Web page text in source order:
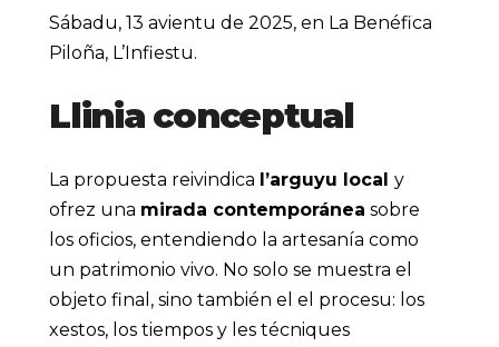
Sábadu, 13 avientu de 2025, en La Benéfica
Piloña, L’Infiestu.
Llinia conceptual
La propuesta reivindica l’arguyu local y
ofrez una mirada contemporánea sobre
los oficios, entendiendo la artesanía como
un patrimonio vivo. No solo se muestra el
objeto final, sino también el el procesu: los
xestos, los tiempos y les técniques